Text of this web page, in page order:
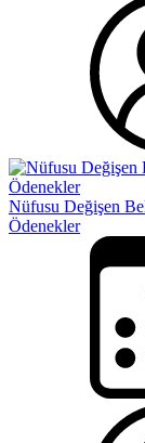
Nüfusu Değişen
Ödenekler